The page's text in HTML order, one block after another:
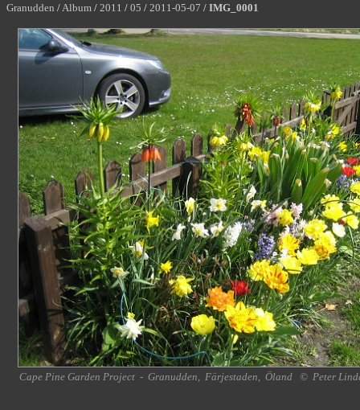
Granudden /Album / 2011 / 05 / 2011-05-07 / IMG_0001
Cape Pine Garden Project - Granudden, Färjestaden, Öland © Peter